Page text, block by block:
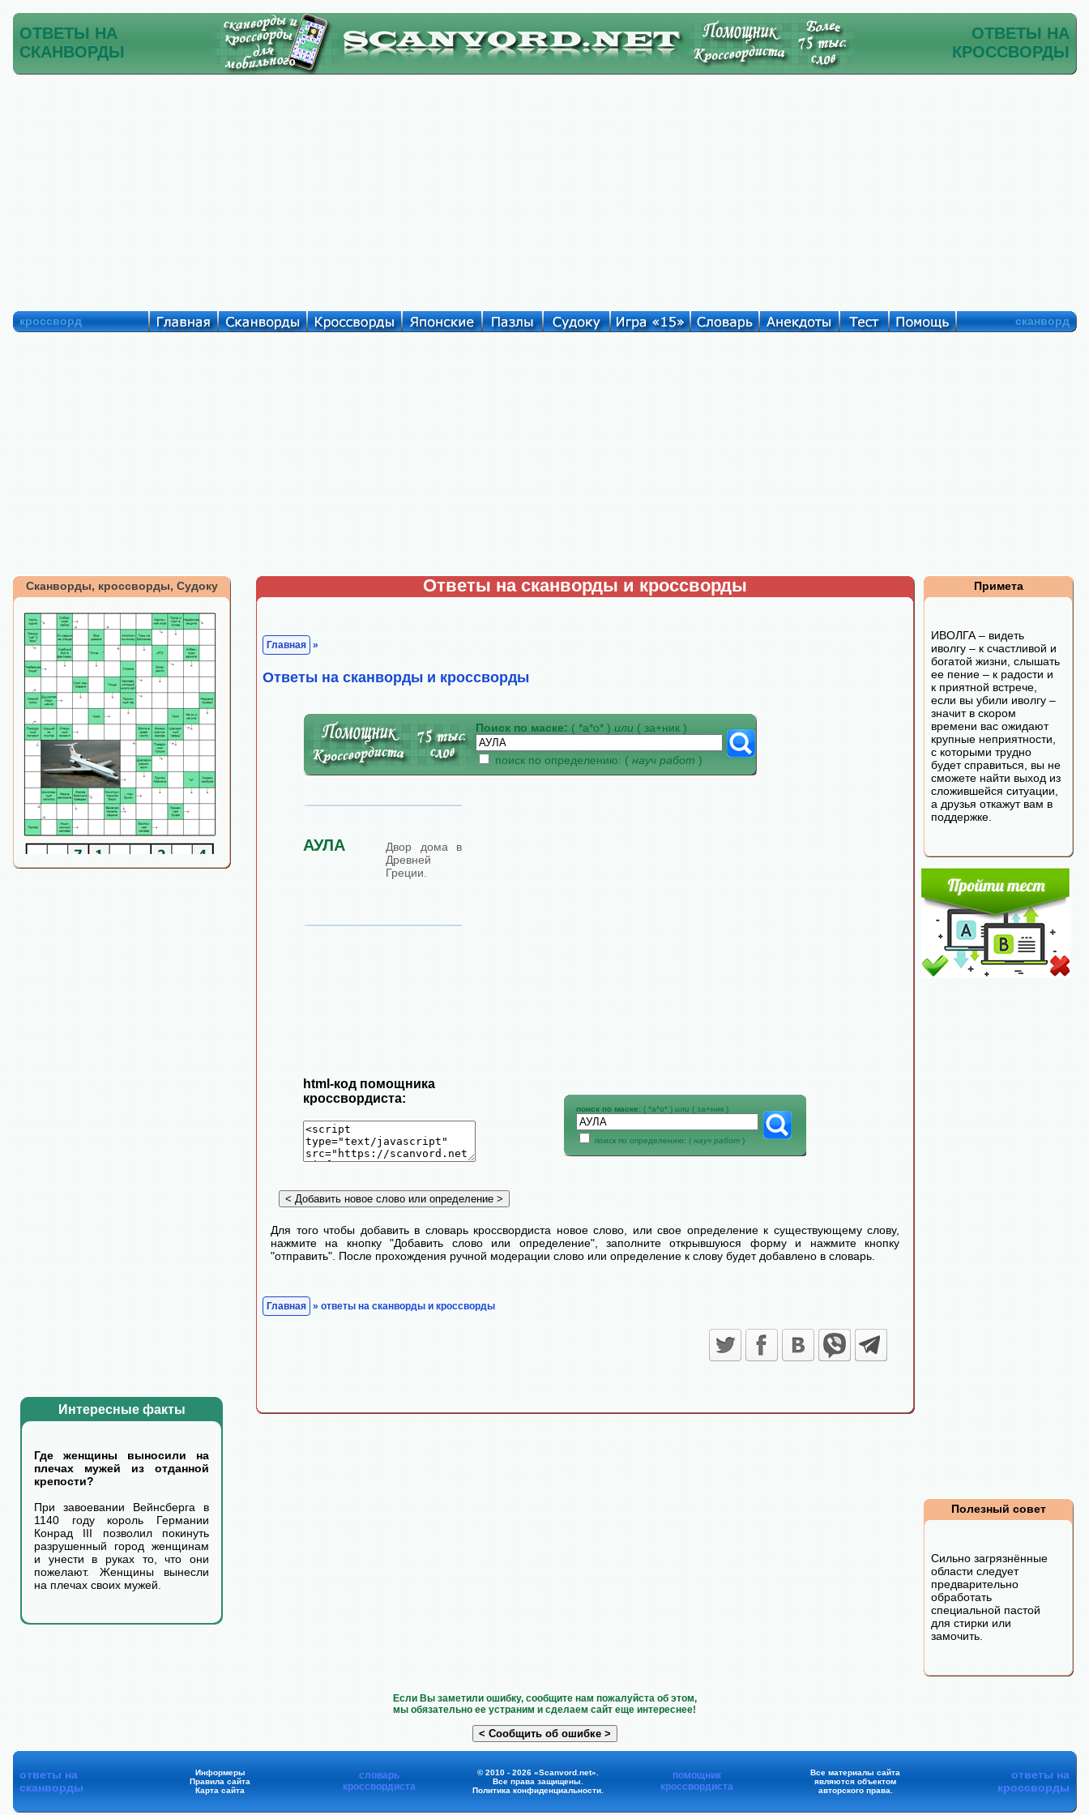
ОТВЕТЫ НА
СКАНВОРДЫ
ОТВЕТЫ НА
КРОССВОРДЫ
кроссворд сканворд
Сканворды, кроссворды, Судоку
Интересные факты
Где женщины выносили на
плечах мужей из отданной
крепости?
При завоевании Вейнсберга в
1140 году король Германии
Конрад III позволил покинуть
разрушенный город женщинам
и унести в руках то, что они
пожелают. Женщины вынесли
на плечах своих мужей.
Ответы на сканворды и кроссворды
Главная »
Ответы на сканворды и кроссворды
Поиск по маске: ( *а*о* ) или ( за+ник )
поиск по определению: ( науч работ )
АУЛА
Двор дома в
Древней
Греции.
html-код помощника
кроссвордиста:
поиск по маске: ( *а*о* ) или ( за+ник )
поиск по определению: ( науч работ )
Для того чтобы добавить в словарь кроссвордиста новое слово, или свое определение к существующему слову,
нажмите на кнопку "Добавить слово или определение", заполните открывшуюся форму и нажмите кнопку
"отправить". После прохождения ручной модерации слово или определение к слову будет добавлено в словарь.
Главная » ответы на сканворды и кроссворды
Примета
ИВОЛГА – видеть
иволгу – к счастливой и
богатой жизни, слышать
ее пение – к радости и
к приятной встрече,
если вы убили иволгу –
значит в скором
времени вас ожидают
крупные неприятности,
с которыми трудно
будет справиться, вы не
сможете найти выход из
сложившейся ситуации,
а друзья откажут вам в
поддержке.
Полезный совет
Сильно загрязнённые
области следует
предварительно
обработать
специальной пастой
для стирки или
замочить.
Если Вы заметили ошибку, сообщите нам пожалуйста об этом,
мы обязательно ее устраним и сделаем сайт еще интереснее!
ответы на
сканворды
Информеры
Правила сайта
Карта сайта
словарь
кроссвордиста
© 2010 - 2026 «Scanvord.net».
Все права защищены.
Политика конфиденциальности.
помощник
кроссвордиста
Все материалы сайта
являются объектом
авторского права.
ответы на
кроссворды